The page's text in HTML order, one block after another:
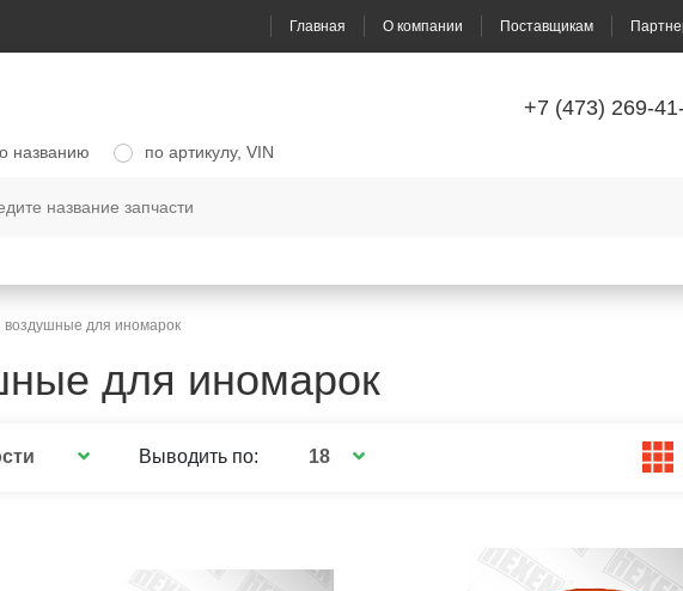
Главная О компании Поставщикам
+7 (473) 269-
названию по артикулу, VIN
воздушные для иномарок
для иномарок
Выводить по: 18